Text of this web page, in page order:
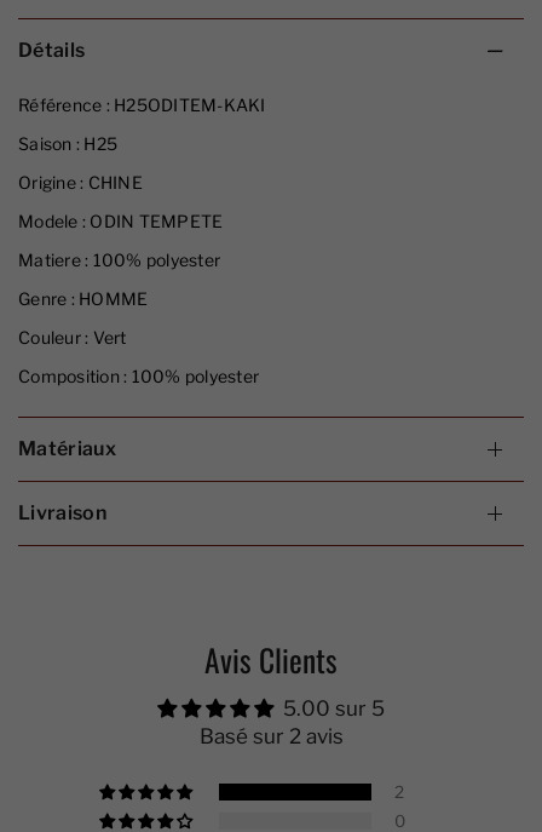
Détails
Référence : H25ODITEM-KAKI
Saison : H25
Origine : CHINE
Modele : ODIN TEMPETE
Matiere : 100% polyester
Genre : HOMME
Couleur : Vert
Composition : 100% polyester
Matériaux
Livraison
Avis Clients
5.00 sur 5
Basé sur 2 avis
2
0